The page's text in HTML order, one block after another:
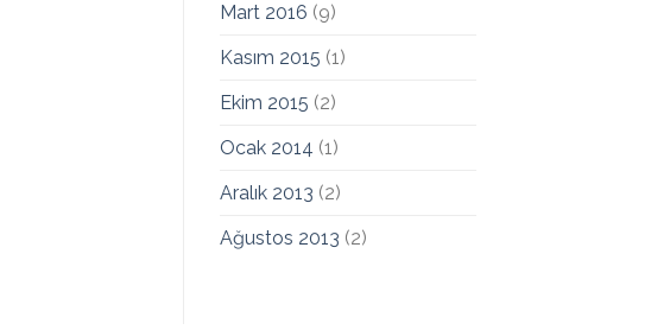
Mart 2016 (9)
Kasım 2015 (1)
Ekim 2015 (2)
Ocak 2014 (1)
Aralık 2013 (2)
Ağustos 2013 (2)